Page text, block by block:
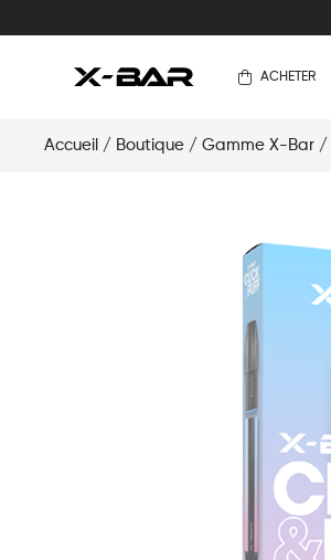
ACHETER
Accueil / Boutique / Gamme X-Bar /